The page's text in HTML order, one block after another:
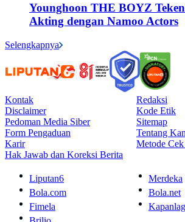
Younghoon THE BOYZ
Akting dengan Namoo Actors
Selengkapnya
Kontak
Redaksi
Disclaimer
Kode Etik
Pedoman Media Siber
Sitemap
Form Pengaduan
Tentang
Karir
Metode Cek
Hak Jawab dan Koreksi Berita
Liputan6
Merdeka
Bola.com
Bola.net
Fimela